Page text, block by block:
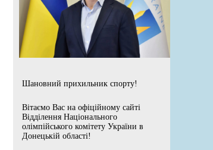
Шановний прихильник спорту!
Вітаємо Вас на офіційному сайті
Відділення Національного
олімпійського комітету України в
Донецькій області!